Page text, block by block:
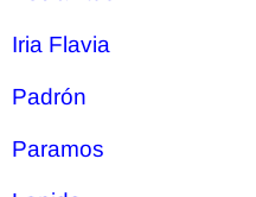
Iria Flavia
Padrón
Paramos